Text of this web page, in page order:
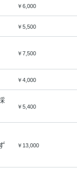
￥6,000
￥5,500
￥7,500
￥4,000
￥5,400
￥13,000